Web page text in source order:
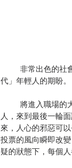
代」年輕人的期盼。
人，來到最後一輪
來，人心的邪惡可
投票的風向瞬即改
疑的狀態下，每個